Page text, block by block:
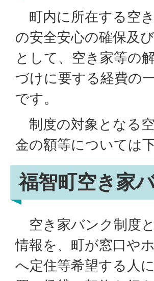
町内に所在する空
の安全安心の確保及
として、空き家等の
づけに要する経費の
です。
制度の対象となる
金の額等については
福智町空き家
空き家バンク制度
情報を、町が窓口や
へ定住等希望する人